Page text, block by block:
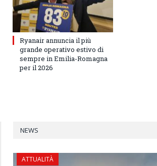
Ryanair annuncia il più
grande operativo estivo di
sempre in Emilia-Romagna
per il 2026
NEWS
ATTUALITÀ